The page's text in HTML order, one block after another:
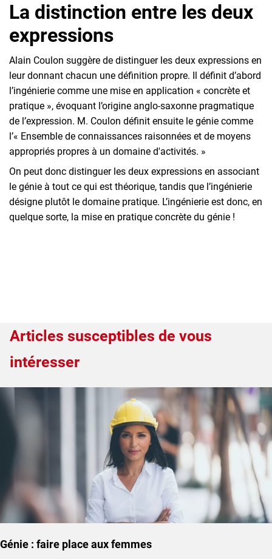
La distinction entre les deux
expressions
Alain Coulon suggère de distinguer les deux expressions en
leur donnant chacun une définition propre. Il définit d’abord
l’ingénierie comme une mise en application « concrète et
pratique », évoquant l’origine anglo-saxonne pragmatique
de l’expression. M. Coulon définit ensuite le génie comme
l’« Ensemble de connaissances raisonnées et de moyens
appropriés propres à un domaine d'activités. »
On peut donc distinguer les deux expressions en associant
le génie à tout ce qui est théorique, tandis que l’ingénierie
désigne plutôt le domaine pratique. L’ingénierie est donc, en
quelque sorte, la mise en pratique concrète du génie !
Articles susceptibles de vous
intéresser
Génie : faire place aux femmes